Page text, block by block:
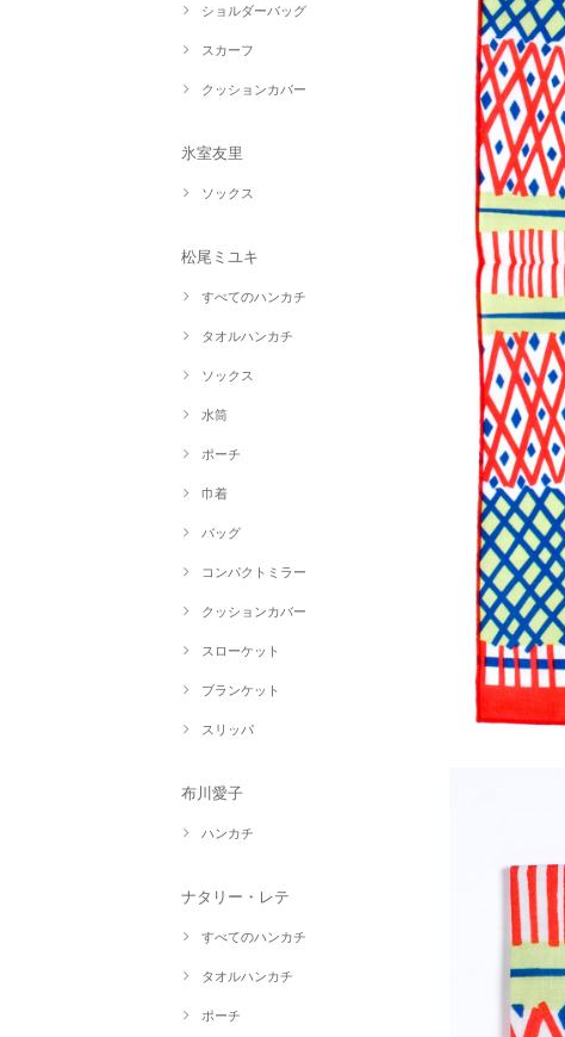
ショルダーバッグ
スカーフ
クッションカバー
氷室友里
ソックス
松尾ミユキ
すべてのハンカチ
タオルハンカチ
ソックス
水筒
ポーチ
巾着
バッグ
コンパクトミラー
クッションカバー
スローケット
ブランケット
スリッパ
布川愛子
ハンカチ
ナタリー・レテ
すべてのハンカチ
タオルハンカチ
ポーチ